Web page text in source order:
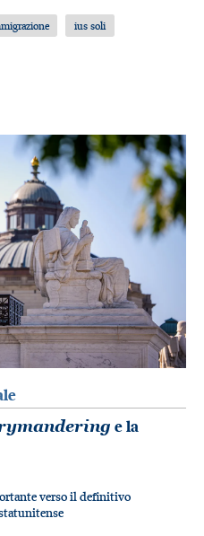
ius soli
e la
verso il definitivo